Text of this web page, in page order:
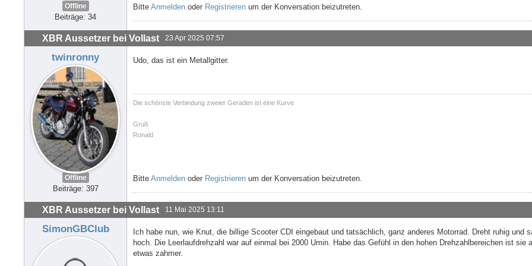
Offline
Beiträge: 34
Bitte Anmelden oder Registrieren um der Konversation beizutreten.
XBR Aussetzer bei Vollast 23 Apr 2025 07:57
twinronny
Offline
Beiträge: 397
Udo, das ist ein Metallgitter.
Die schönste Verbindung zweier Geraden ist eine Kurve
Gruß
Ronald
Bitte Anmelden oder Registrieren um der Konversation beizutreten.
XBR Aussetzer bei Vollast 11 Mai 2025 13:11
SimonGBClub
Ich habe nun, wie Knut, die billige Scooter CDI eingebaut und tatsächlich, ganz anderes Motorrad. Dreht ruhig und
hoch. Die Leerlaufdrehzahl war auf einmal bei 2000 Umin. Habe das Gefühl in den hohen Drehzahlbereichen ist sie
etwas zahmer.